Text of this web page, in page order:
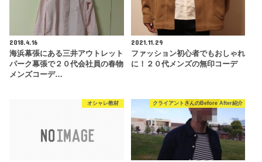
2018.4.16
海浜幕張にある三井アウトレット
パーク幕張で２０代会社員の春物
メンズコーデ…
2021.11.29
ファッション初心者でもおしゃれ
に！２０代メンズの無印コーデ
オシャレ教材 クライアントさんのBefore After紹介